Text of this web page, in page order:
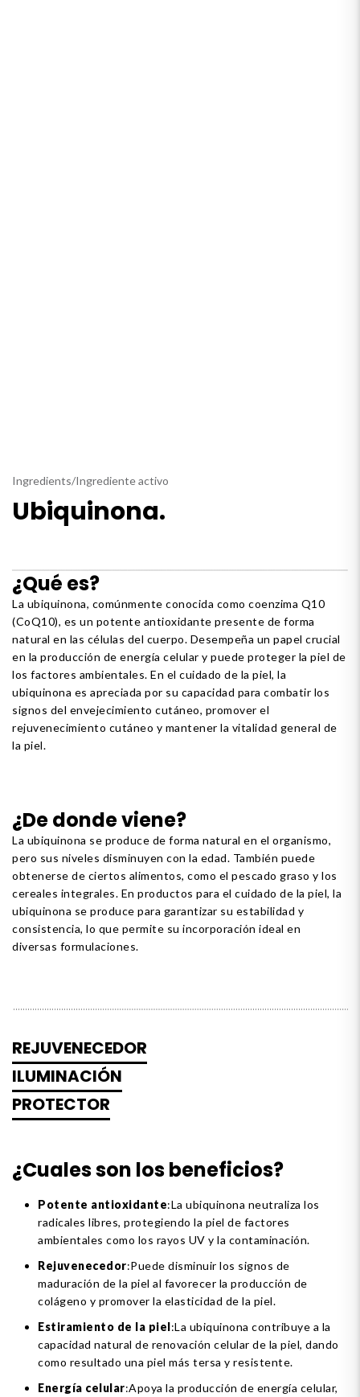
Ingredients/Ingrediente activo
Ubiquinona.
¿Qué es?
La ubiquinona, comúnmente conocida como coenzima Q10
(CoQ10), es un potente antioxidante presente de forma
natural en las células del cuerpo. Desempeña un papel crucial
en la producción de energía celular y puede proteger la piel de
los factores ambientales. En el cuidado de la piel, la
ubiquinona es apreciada por su capacidad para combatir los
signos del envejecimiento cutáneo, promover el
rejuvenecimiento cutáneo y mantener la vitalidad general de
la piel.
¿De donde viene?
La ubiquinona se produce de forma natural en el organismo,
pero sus niveles disminuyen con la edad. También puede
obtenerse de ciertos alimentos, como el pescado graso y los
cereales integrales. En productos para el cuidado de la piel, la
ubiquinona se produce para garantizar su estabilidad y
consistencia, lo que permite su incorporación ideal en
diversas formulaciones.
REJUVENECEDOR
ILUMINACIÓN
PROTECTOR
¿Cuales son los beneficios?
Potente antioxidante:La ubiquinona neutraliza los
radicales libres, protegiendo la piel de factores
ambientales como los rayos UV y la contaminación.
Rejuvenecedor:Puede disminuir los signos de
maduración de la piel al favorecer la producción de
colágeno y promover la elasticidad de la piel.
Estiramiento de la piel:La ubiquinona contribuye a la
capacidad natural de renovación celular de la piel, dando
como resultado una piel más tersa y resistente.
Energía celular:Apoya la producción de energía celular,